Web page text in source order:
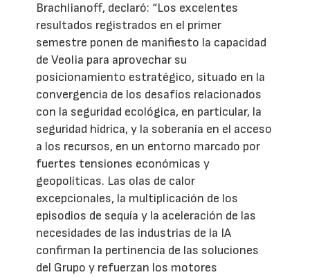
Brachlianoff, declaró: “Los excelentes
resultados registrados en el primer
semestre ponen de manifiesto la capacidad
de Veolia para aprovechar su
posicionamiento estratégico, situado en la
convergencia de los desafíos relacionados
con la seguridad ecológica, en particular, la
seguridad hídrica, y la soberanía en el acceso
a los recursos, en un entorno marcado por
fuertes tensiones económicas y
geopolíticas. Las olas de calor
excepcionales, la multiplicación de los
episodios de sequía y la aceleración de las
necesidades de las industrias de la IA
confirman la pertinencia de las soluciones
del Grupo y refuerzan los motores